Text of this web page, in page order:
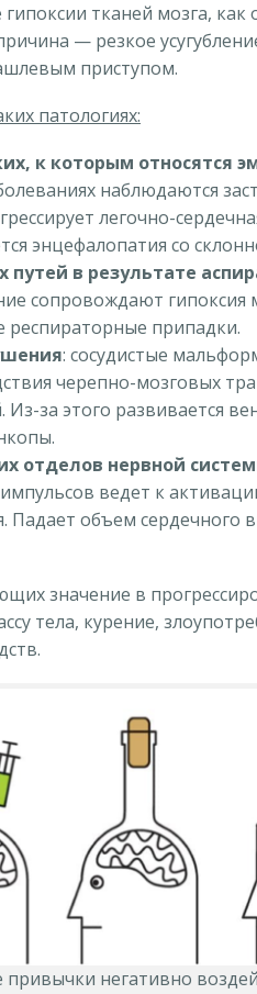
тканей мозга, как
— резкое
приступом.
патологиях:
к которым относятся
наблюдаются
легочно-
энцефалопатия со
путей в результате
сопровождают
припадки.
: сосудистые
черепно-мозговых
за этого развивается
отделов нервной
ведет к
Падает объем сердечного
значение в
тела, курение,
привычки негативно